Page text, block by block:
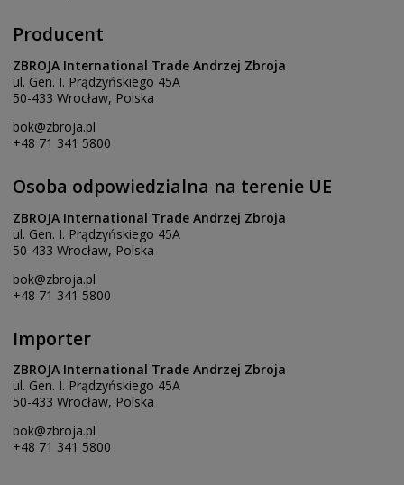
Producent
ZBROJA International Trade Andrzej Zbroja
ul. Gen. I. Prądzyńskiego 45A
50-433 Wrocław, Polska
bok@zbroja.pl
+48 71 341 5800
Osoba odpowiedzialna na terenie UE
ZBROJA International Trade Andrzej Zbroja
ul. Gen. I. Prądzyńskiego 45A
50-433 Wrocław, Polska
bok@zbroja.pl
+48 71 341 5800
Importer
ZBROJA International Trade Andrzej Zbroja
ul. Gen. I. Prądzyńskiego 45A
50-433 Wrocław, Polska
bok@zbroja.pl
+48 71 341 5800